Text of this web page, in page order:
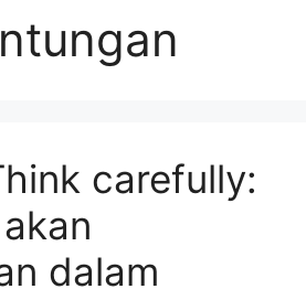
carefully:
dalam